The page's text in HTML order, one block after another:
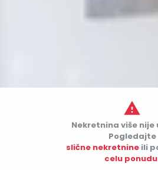

Nekretnina više nije
Pogledajte
slične nekretnine ili
celu